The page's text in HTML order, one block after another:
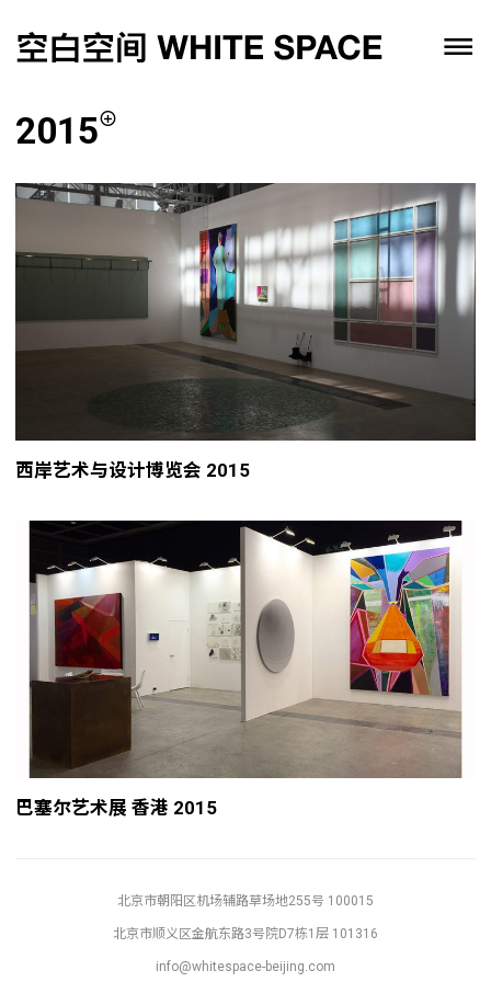
2015
西岸艺术与设计博览会 2015
巴塞尔艺术展 香港 2015
北京市朝阳区机场辅路草场地255号 100015
北京市顺义区金航东路3号院D7栋1层 101316
info@whitespace-beijing.com